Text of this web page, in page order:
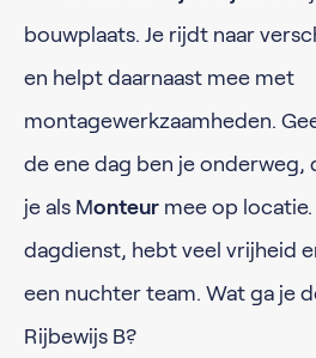
bouwplaats. Je rijdt naar
en helpt daarnaast mee met
montagewerkzaamheden.
de ene dag ben je onderweg,
je als Monteur mee op locatie.
dagdienst, hebt veel vrijheid
een nuchter team. Wat ga je
Rijbewijs B?